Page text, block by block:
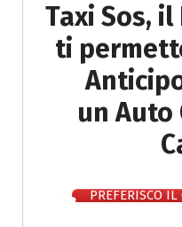
Taxi Sos,
ti
un Auto
PREFERISCO